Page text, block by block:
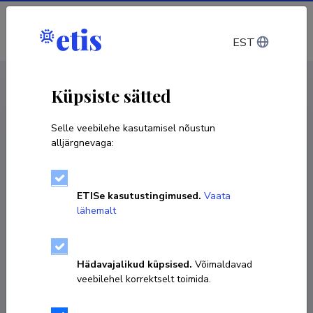
Sisene
EST
Küpsiste sätted
Selle veebilehe kasutamisel nõustun
alljärgnevaga:
ETISe kasutustingimused. Vaata
lähemalt
Hädavajalikud küpsised. Võimaldavad
veebilehel korrektselt toimida.